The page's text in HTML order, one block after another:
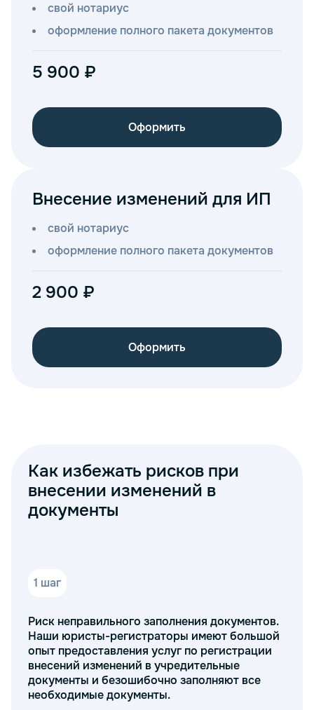
свой нотариус
оформление полного пакета документов
5 900 ₽
Оформить
Внесение изменений для ИП
свой нотариус
оформление полного пакета документов
2 900 ₽
Оформить
Как избежать рисков при
внесении изменений в
документы
1 шаг
Риск неправильного заполнения документов.
Наши юристы-регистраторы имеют большой
опыт предоставления услуг по регистрации
внесений изменений в учредительные
документы и безошибочно заполняют все
необходимые документы.